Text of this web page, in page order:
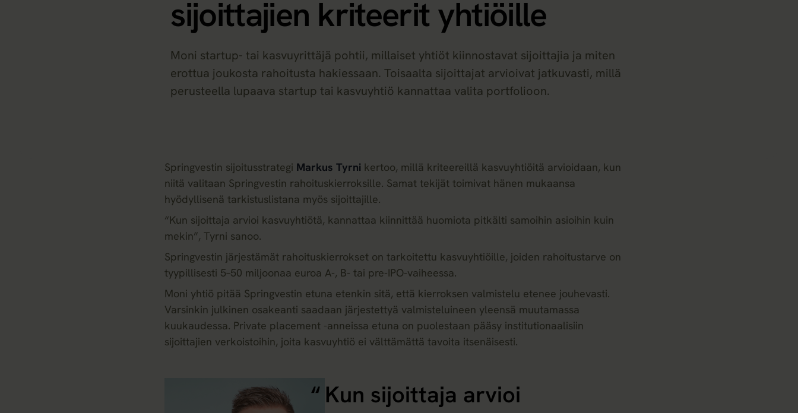
sijoittajien kriteerit yhtiöille
Moni startup- tai kasvuyrittäjä pohtii, millaiset yhtiöt kiinnostavat sijoittajia ja miten
erottua joukosta rahoitusta hakiessaan. Toisaalta sijoittajat arvioivat jatkuvasti, millä
perusteella lupaava startup tai kasvuyhtiö kannattaa valita portfolioon.
Springvestin sijoitusstrategi Markus Tyrni kertoo, millä kriteereillä kasvuyhtiöitä arvioidaan, kun
niitä valitaan Springvestin rahoituskierroksille. Samat tekijät toimivat hänen mukaansa
hyödyllisenä tarkistuslistana myös sijoittajille.
“Kun sijoittaja arvioi kasvuyhtiötä, kannattaa kiinnittää huomiota pitkälti samoihin asioihin kuin
mekin”, Tyrni sanoo.
Springvestin järjestämät rahoituskierrokset on tarkoitettu kasvuyhtiöille, joiden rahoitustarve on
tyypillisesti 5–50 miljoonaa euroa A-, B- tai pre-IPO-vaiheessa.
Moni yhtiö pitää Springvestin etuna etenkin sitä, että kierroksen valmistelu etenee jouhevasti.
Varsinkin julkinen osakeanti saadaan järjestettyä valmisteluineen yleensä muutamassa
kuukaudessa. Private placement -anneissa etuna on puolestaan pääsy institutionaalisiin
sijoittajien verkoistoihin, joita kasvuyhtiö ei välttämättä tavoita itsenäisesti.
Kun sijoittaja arvioi